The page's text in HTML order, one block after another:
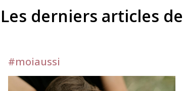
Les derniers articles
#moiaussi